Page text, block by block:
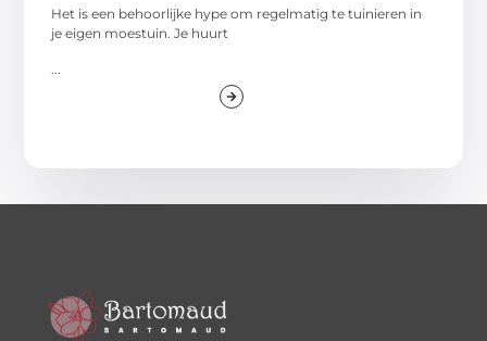
Het is een behoorlijke hype om regelmatig te tuinieren in
je eigen moestuin. Je huurt